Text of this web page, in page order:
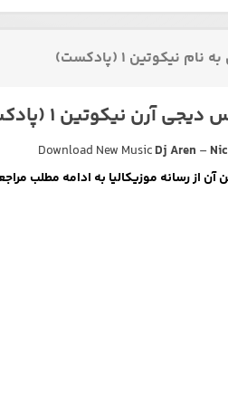
۱ (پادکست)
آرن نیکوتین ۱ (پادکست)
Download New MusicDj Aren –
از رسانه موزیکالیا به ادامه مطلب